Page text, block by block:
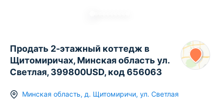
Продать 2-этажный коттедж в
Щитомиричах, Минская область ул.
Светлая, 399800USD, код 656063
Минская область, д. Щитомиричи, ул. Светлая